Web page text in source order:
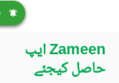
Zameen ایپ
حاصل کیجئے